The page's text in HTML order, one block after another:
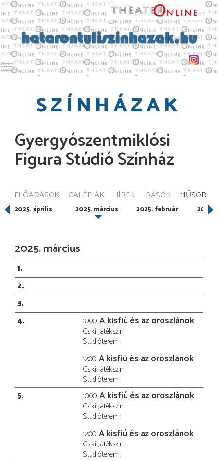
Toggle main menu visibility
SZÍNHÁZAK
Gyergyószentmiklósi
Figura Stúdió Színház
ELŐADÁSOK GALÉRIÁK HÍREK ÍRÁSOK MŰSOR
2025. április 2025. március 2025. február 2025.
2025. március
1
2
3
4
10:00 A kisfiú és az oroszlánok
Csíki Játékszín
Stúdióterem
12:00 A kisfiú és az oroszlánok
Csíki Játékszín
Stúdióterem
5 10:00 A kisfiú és az oroszlánok
Csíki Játékszín
Stúdióterem
12:00 A kisfiú és az oroszlánok
Csíki Játékszín
Stúdióterem